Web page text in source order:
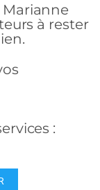
Marianne
à rester
: